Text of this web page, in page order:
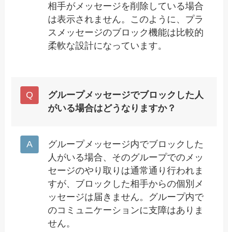
相手がメッセージを削除している場合
は表示されません。このように、プラ
スメッセージのブロック機能は比較的
柔軟な設計になっています。
グループメッセージでブロックした人
がいる場合はどうなりますか？
グループメッセージ内でブロックした
人がいる場合、そのグループでのメッ
セージのやり取りは通常通り行われま
すが、ブロックした相手からの個別メ
ッセージは届きません。グループ内で
のコミュニケーションに支障はありま
せん。